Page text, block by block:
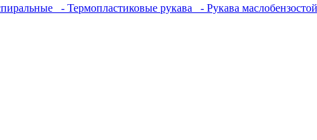
- Термопластиковые рукава
- Рукава